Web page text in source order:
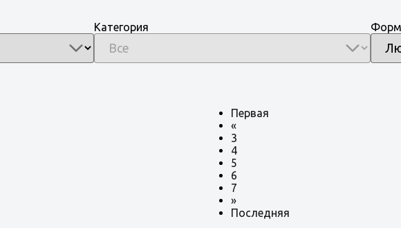
Категория
Первая
«
3
4
5
6
7
»
Последняя